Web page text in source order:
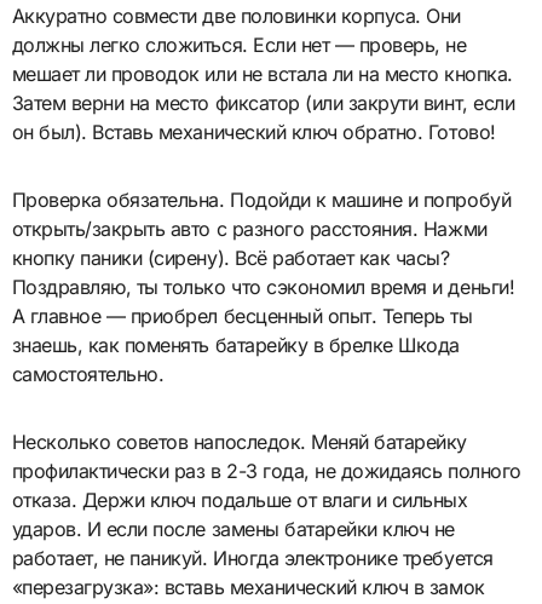
Аккуратно совмести две половинки корпуса. Они
должны легко сложиться. Если нет — проверь, не
мешает ли проводок или не встала ли на место кнопка.
Затем верни на место фиксатор (или закрути винт, если
он был). Вставь механический ключ обратно. Готово!
Проверка обязательна. Подойди к машине и попробуй
открыть/закрыть авто с разного расстояния. Нажми
кнопку паники (сирену). Всё работает как часы?
Поздравляю, ты только что сэкономил время и деньги!
А главное — приобрел бесценный опыт. Теперь ты
знаешь, как поменять батарейку в брелке Шкода
самостоятельно.
Несколько советов напоследок. Меняй батарейку
профилактически раз в 2-3 года, не дожидаясь полного
отказа. Держи ключ подальше от влаги и сильных
ударов. И если после замены батарейки ключ не
работает, не паникуй. Иногда электронике требуется
«перезагрузка»: вставь механический ключ в замок